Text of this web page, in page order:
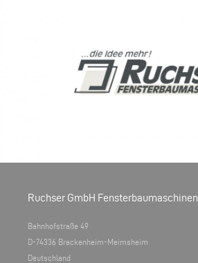
Ruchser GmbH Fensterbaumaschinen
Bahnhofstraße 49
D-74336 Brackenheim-Meimsheim
Deutschland